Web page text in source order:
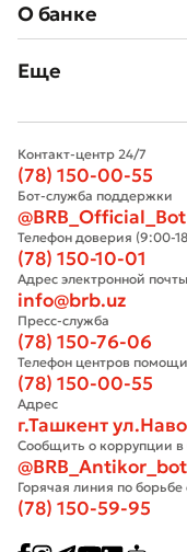
Плохо
* Все поля
О банке
Еще
Контакт-центр 24/7
(78) 150-00-55
Бот-служба поддержки
@BRB_Official_Bot
Телефон доверия (9:00-
(78) 150-10-01
Адрес электронной почты
info@brb.uz
Пресс-служба
(78) 150-76-06
Телефон центров
(78) 150-00-55
Адрес
г.Ташкент
Сообщить о коррупции в
@BRB_Antikor_bot
Горячая линия по
(78) 150-59-95